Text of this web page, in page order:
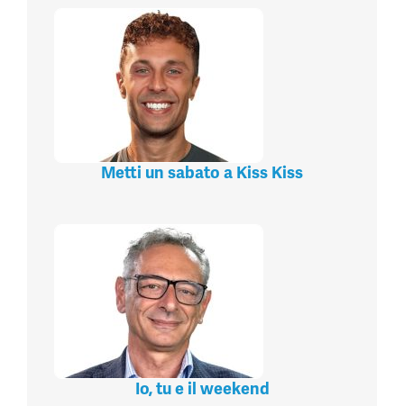
Metti un sabato a Kiss Kiss
Io, tu e il weekend